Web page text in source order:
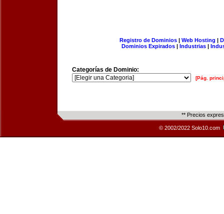
Registro de Dominios| Web Hosting |
Dominios Expirados | Industrias |
Categorías de Dominio:
[Pág.
** Precios
© 2002/2022 Solo10.com